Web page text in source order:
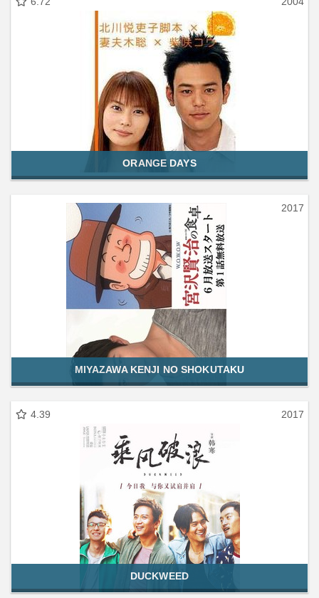
ORANGE DAYS
2017
MIYAZAWA KENJI NO SHOKUTAKU
4.39 2017
DUCKWEED